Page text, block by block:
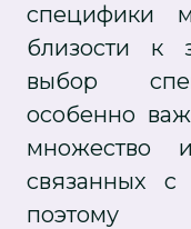
специфики
близости к
выбор
особенно
множество
связанных с
поэтому